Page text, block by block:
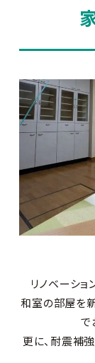
リノベーシ
和室の部屋を
で
更に、耐震補